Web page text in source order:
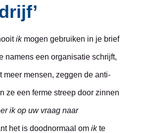
ik mogen gebruiken in je brief
namens een organisatie schrijft,
meer mensen, zeggen de anti-
ze een ferme streep door zinnen
ik op uw vraag naar
het is doodnormaal om ikte